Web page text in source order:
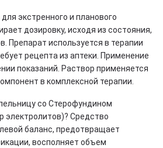
экстренного и планового
дозировку, исходя из состояния,
Препарат используется в терапии
рецепта из аптеки. Применение
показаний. Раствор применяется
в комплексной терапии.
со Стерофундином
электролитов)? Средство
баланс, предотвращает
восполняет объем